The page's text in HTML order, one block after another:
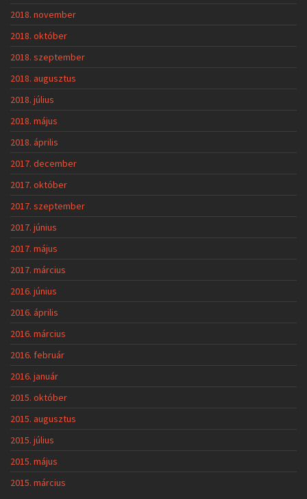
2018. november
2018. október
2018. szeptember
2018. augusztus
2018. július
2018. május
2018. április
2017. december
2017. október
2017. szeptember
2017. június
2017. május
2017. március
2016. június
2016. április
2016. március
2016. február
2016. január
2015. október
2015. augusztus
2015. július
2015. május
2015. március